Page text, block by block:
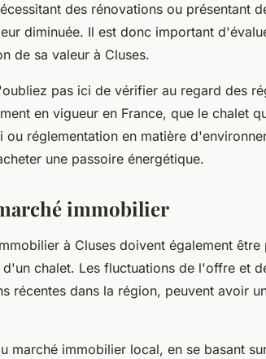
des rénovations ou présentant
diminuée. Il est donc important
de sa valeur à Cluses.
pas ici de vérifier au regard des
en vigueur en France, que le chalet
réglementation en matière
une passoire énergétique.
immobilier
à Cluses doivent également
chalet. Les fluctuations de l'offre et
récentes dans la région, peuvent avoir
marché immobilier local, en se basant